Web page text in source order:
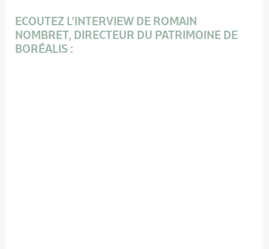
ECOUTEZ L’INTERVIEW DE ROMAIN
NOMBRET, DIRECTEUR DU PATRIMOINE DE
BORÉALIS :